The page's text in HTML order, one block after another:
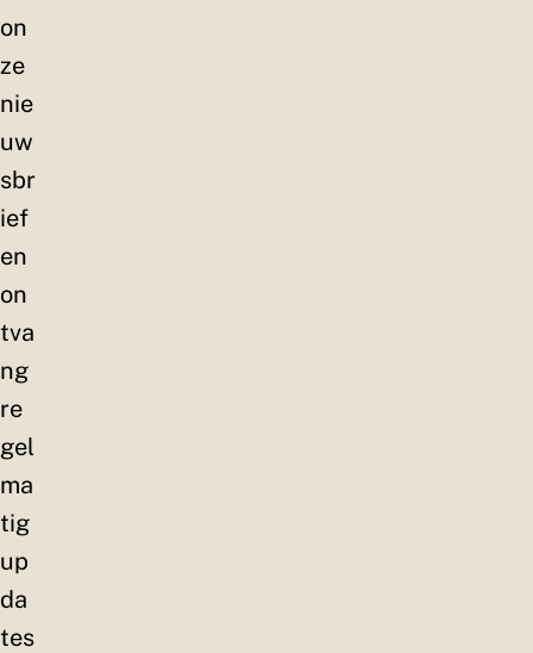
on
ze
nie
uw
sbr
ief
en
on
tva
ng
re
gel
ma
tig
up
da
tes